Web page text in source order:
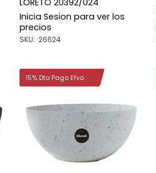
Inicia Sesion para ver los
precios
SKU: 26624
Añadir
lista de
deseos
15% Dto Pago Efvo